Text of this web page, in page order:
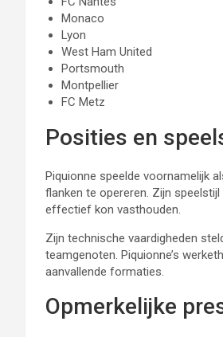
Monaco
Lyon
West Ham United
Portsmouth
Montpellier
FC Metz
Posities en
Piquionne speelde voornamelijk
flanken te opereren. Zijn
effectief kon vasthouden.
Zijn technische vaardigheden
teamgenoten. Piquionne’s
aanvallende formaties.
Opmerkelijke